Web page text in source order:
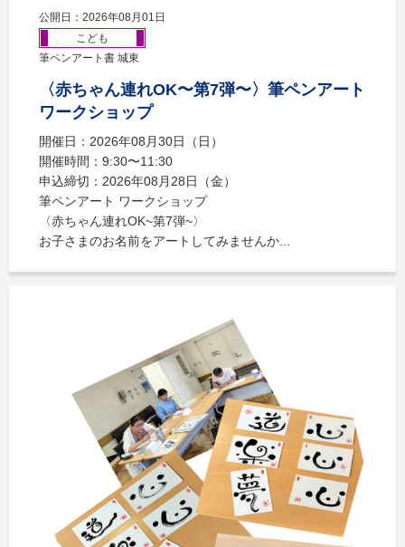
公開日：2026年08月01日
こども
筆ペンアート書 城東
〈赤ちゃん連れOK〜第7弾〜〉筆ペンアート
ワークショップ
開催日：2026年08月30日（日）
開催時間：9:30〜11:30
申込締切：2026年08月28日（金）
筆ペンアート ワークショップ
〈赤ちゃん連れOK~第7弾~〉
お子さまのお名前をアートしてみませんか...